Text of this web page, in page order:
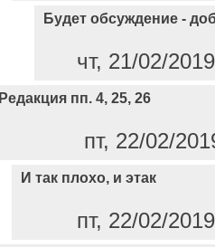
Будет обсуждение -
чт, 21/02/
Редакция пп. 4, 25, 26
пт, 22/02/
И так плохо, и этак
пт, 22/02/